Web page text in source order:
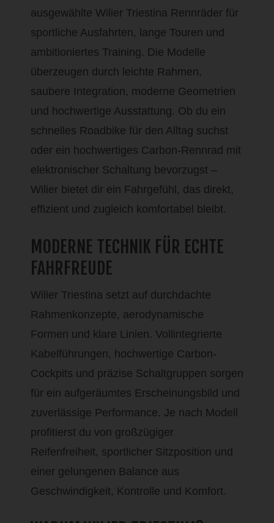
ausgewählte Wilier Triestina Rennräder für
sportliche Ausfahrten, lange Touren und
ambitioniertes Training. Die Modelle
überzeugen durch leichte Rahmen,
saubere Integration, moderne Geometrien
und hochwertige Ausstattung. Ob du ein
schnelles Roadbike für den Alltag suchst
oder ein hochwertiges Carbon-Rennrad mit
elektronischer Schaltung bevorzugst –
Wilier bietet dir ein Fahrgefühl, das direkt,
effizient und zugleich komfortabel bleibt.
MODERNE TECHNIK FÜR ECHTE
FAHRFREUDE
Wilier Triestina setzt auf durchdachte
Rahmenkonzepte, aerodynamische
Formen und klare Linien. Vollintegrierte
Kabelführungen, hochwertige Carbon-
Cockpits und präzise Schaltgruppen sorgen
für ein aufgeräumtes Erscheinungsbild und
zuverlässige Performance. Je nach Modell
profitierst du von großzügiger
Reifenfreiheit, sportlicher Sitzposition und
einer gelungenen Balance aus
Geschwindigkeit, Kontrolle und Komfort.